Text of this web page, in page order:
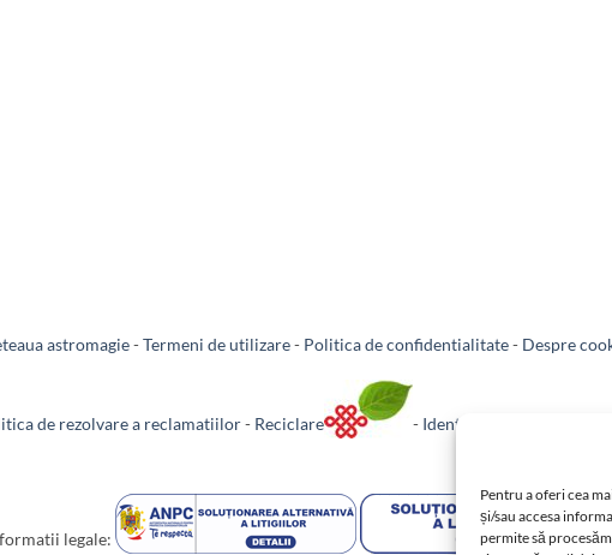
Pentru a oferi cea
și/sau accesa
permite să
astromagie-Termeni de utilizare- Politica de confidentialitate- Despre
de rezolvare a reclamatiilor- Reciclare - Identificare firma
legale: